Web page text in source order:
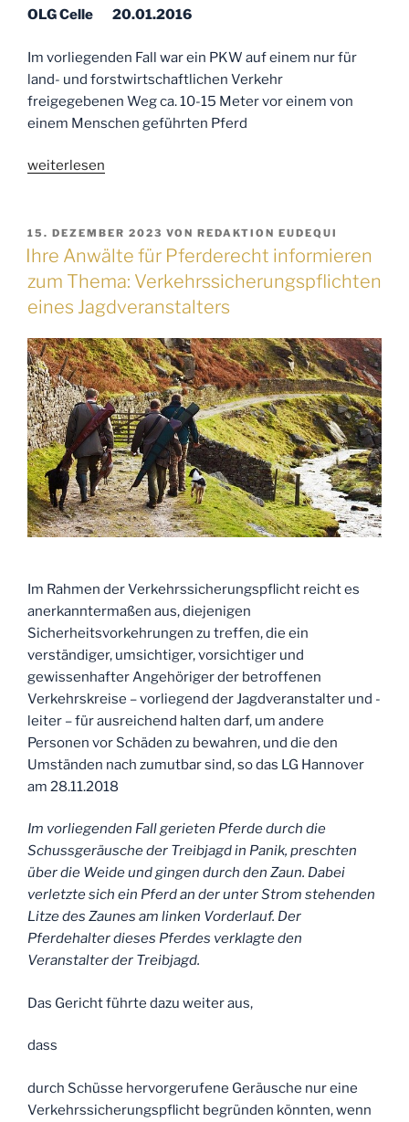
den
eines
Pensionspferdes“
OLG Celle 20.01.2016
Im vorliegenden Fall war ein PKW auf einem nur für
land- und forstwirtschaftlichen Verkehr
freigegebenen Weg ca. 10-15 Meter vor einem von
einem Menschen geführten Pferd
„Ihre
Pferderecht
informieren
zum
Thema:
Haftung
des
Halters
eines
Pkw
wegen
Verletzungen
des
Führers
eines
durch
Pkw
aufgeschreckten
Pferdes“
weiterlesen
VERÖFFENTLICHT
AM
15. DEZEMBER 2023 VON REDAKTION EUDEQUI
Ihre Anwälte für Pferderecht informieren
zum Thema: Verkehrssicherungspflichten
eines Jagdveranstalters
Im Rahmen der Verkehrssicherungspflicht reicht es
anerkanntermaßen aus, diejenigen
Sicherheitsvorkehrungen zu treffen, die ein
verständiger, umsichtiger, vorsichtiger und
gewissenhafter Angehöriger der betroffenen
Verkehrskreise – vorliegend der Jagdveranstalter und -
leiter – für ausreichend halten darf, um andere
Personen vor Schäden zu bewahren, und die den
Umständen nach zumutbar sind, so das LG Hannover
am 28.11.2018
Im vorliegenden Fallgerieten Pferde durch die
Schussgeräusche der Treibjagd in Panik, preschten
über die Weide und gingen durch den Zaun. Dabei
verletzte sich ein Pferd an der unter Strom stehenden
Litze des Zaunes am linken Vorderlauf. Der
Pferdehalter dieses Pferdes verklagte den
Veranstalter der Treibjagd.
Das Gericht führte dazu weiter aus,
dass
durch Schüsse hervorgerufene Geräusche nur eine
Verkehrssicherungspflicht begründen könnten, wenn